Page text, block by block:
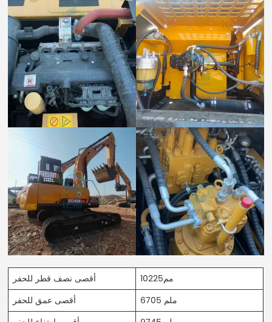
أقصى نصف قطر للحفر
10225مم
أقصى عمق للحفر
6705 ملم